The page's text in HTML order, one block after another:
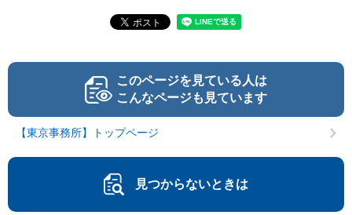
このページを見ている人は
こんなページも見ています
【東京事務所】トップページ
見つからないときは